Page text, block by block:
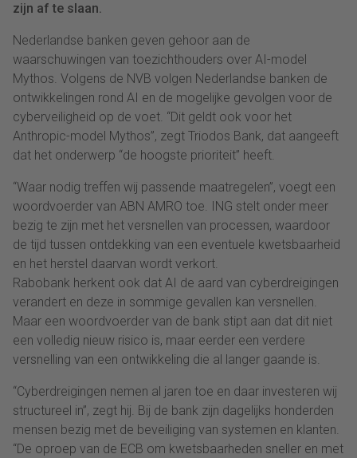
zijn af te slaan.
Nederlandse banken geven gehoor aan de
waarschuwingen van toezichthouders over AI-model
Mythos. Volgens de NVB volgen Nederlandse banken de
ontwikkelingen rond AI en de mogelijke gevolgen voor de
cyberveiligheid op de voet. “Dit geldt ook voor het
Anthropic-model Mythos”, zegt Triodos Bank, dat aangeeft
dat het onderwerp “de hoogste prioriteit” heeft.
“Waar nodig treffen wij passende maatregelen”, voegt een
woordvoerder van ABN AMRO toe. ING stelt onder meer
bezig te zijn met het versnellen van processen, waardoor
de tijd tussen ontdekking van een eventuele kwetsbaarheid
en het herstel daarvan wordt verkort.
Rabobank herkent ook dat AI de aard van cyberdreigingen
verandert en deze in sommige gevallen kan versnellen.
Maar een woordvoerder van de bank stipt aan dat dit niet
een volledig nieuw risico is, maar eerder een verdere
versnelling van een ontwikkeling die al langer gaande is.
“Cyberdreigingen nemen al jaren toe en daar investeren wij
structureel in”, zegt hij. Bij de bank zijn dagelijks honderden
mensen bezig met de beveiliging van systemen en klanten.
“De oproep van de ECB om kwetsbaarheden sneller en met